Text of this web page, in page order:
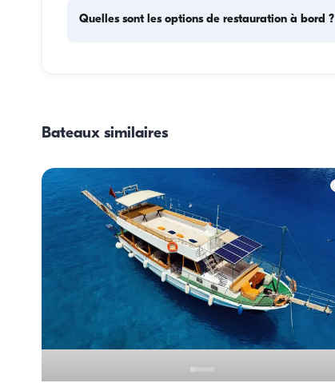
Quelles sont les options de restauration à bord ?
des repas est assurée par l'équipage.
Bateaux similaires